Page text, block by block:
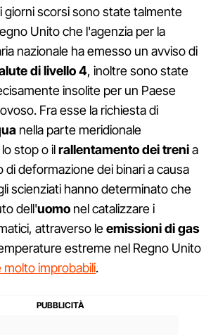
scorsi sono state talmente
Unito che l'agenzia per la
nazionale ha emesso un avviso di
di livello 4, inoltre sono state
insolite per un Paese
Fra esse la richiesta di
nella parte meridionale
stop o ilrallentamento dei trenia
di deformazione dei binari a causa
scienziati hanno determinato che
dell'uomo nel catalizzare i
attraverso leemissioni di gas
estreme nel Regno Unito
improbabili.